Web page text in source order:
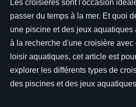
Les croisières sont l'occasion
passer du temps à la mer. Et quoi
une piscine et des jeux aquatiques
à la recherche d'une croisière
loisir aquatiques, cet article est
explorer les différents types de
des piscines et des jeux